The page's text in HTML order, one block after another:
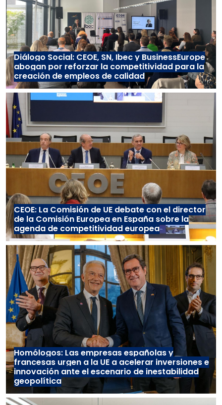
Diálogo Social: CEOE, SN, Ibec y BusinessEurope
abogan por reforzar la competitividad para la
creación de empleos de calidad
CEOE: La Comisión de UE debate con el director
de la Comisión Europea en España sobre la
agenda de competitividad europea
Homólogos: Las empresas españolas y
francesas urgen a la UE a acelerar inversiones e
innovación ante el escenario de inestabilidad
geopolítica